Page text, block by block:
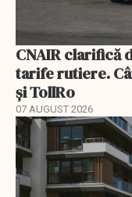
CNAIR clarifică
tarife rutiere.
și TollRo
07 AUGUST 2026